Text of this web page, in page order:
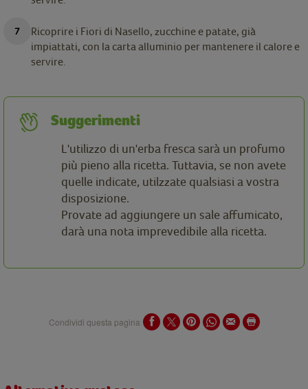
Ricoprire i Fiori di Nasello, zucchine e patate, già
impiattati, con la carta alluminio per mantenere il calore e
servire.
Suggerimenti
L'utilizzo di un'erba fresca sarà un profumo
più pieno alla ricetta. Tuttavia, se non avete
quelle indicate, utilzzate qualsiasi a vostra
disposizione.
Provate ad aggiungere un sale affumicato,
darà una nota imprevedibile alla ricetta.
Condividi questa pagina